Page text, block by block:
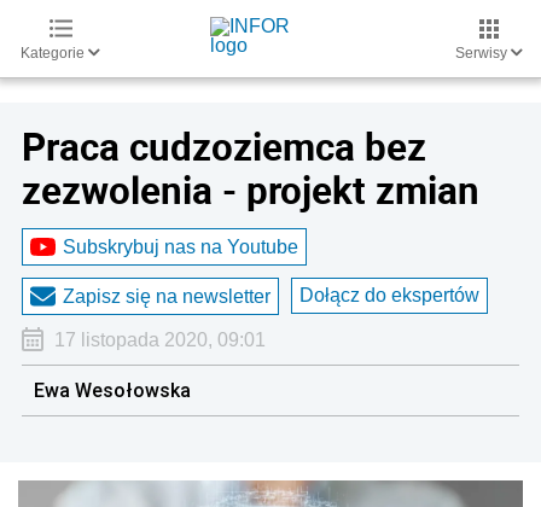
Kategorie Serwisy
Praca cudzoziemca bez
zezwolenia - projekt zmian
Subskrybuj nas na Youtube
Zapisz się na newsletter Dołącz do ekspertów
17 listopada 2020, 09:01
Ewa Wesołowska